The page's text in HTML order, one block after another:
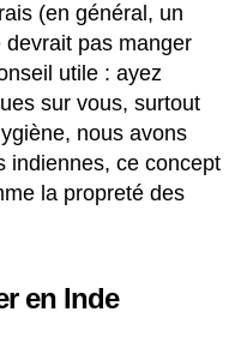
(en général, un
pas manger
utile : ayez
sur vous, surtout
nous avons
indiennes, ce concept
la propreté des
en Inde